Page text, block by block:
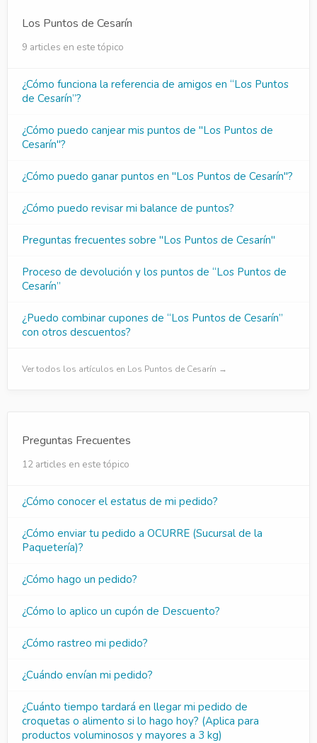
Los Puntos de Cesarín
9 articles en este tópico
¿Cómo funciona la referencia de amigos en “Los Puntos
de Cesarín”?
¿Cómo puedo canjear mis puntos de "Los Puntos de
Cesarín"?
¿Cómo puedo ganar puntos en "Los Puntos de Cesarín"?
¿Cómo puedo revisar mi balance de puntos?
Preguntas frecuentes sobre "Los Puntos de Cesarín"
Proceso de devolución y los puntos de “Los Puntos de
Cesarín”
¿Puedo combinar cupones de “Los Puntos de Cesarín”
con otros descuentos?
Ver todos los artículos en Los Puntos de Cesarín →
Preguntas Frecuentes
12 articles en este tópico
¿Cómo conocer el estatus de mi pedido?
¿Cómo enviar tu pedido a OCURRE (Sucursal de la
Paquetería)?
¿Cómo hago un pedido?
¿Cómo lo aplico un cupón de Descuento?
¿Cómo rastreo mi pedido?
¿Cuándo envían mi pedido?
¿Cuánto tiempo tardará en llegar mi pedido de
croquetas o alimento si lo hago hoy? (Aplica para
productos voluminosos y mayores a 3 kg)